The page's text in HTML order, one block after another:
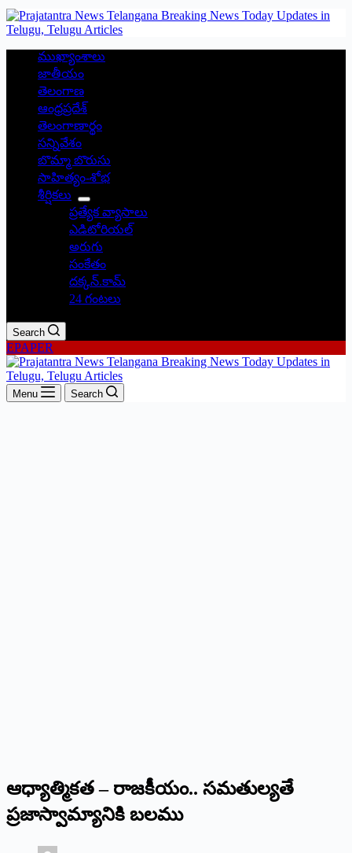
ముఖ్యాంశాలు
జాతీయం
తెలంగాణ
ఆంధ్రప్రదేశ్
తెలంగాణార్థం
సన్నివేశం
బొమ్మా బొరుసు
సాహిత్యం-శోభ
శీర్షికలు
ప్రత్యేక వ్యాసాలు
ఎడిటోరియల్
అరుగు
సంకేతం
దక్కన్.కామ్
24 గంటలు
Search
EPAPER
Menu Search
ఆధ్యాత్మికత – రాజకీయం.. సమతుల్యతే
ప్రజాస్వామ్యానికి బలము